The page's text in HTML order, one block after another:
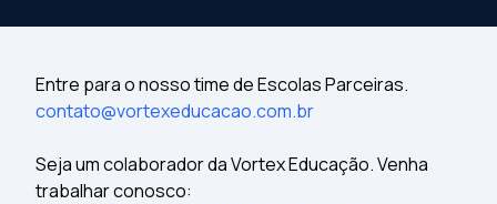
Entre para o nosso time de Escolas Parceiras.
contato@vortexeducacao.com.br
Seja um colaborador da Vortex Educação. Venha
trabalhar conosco: